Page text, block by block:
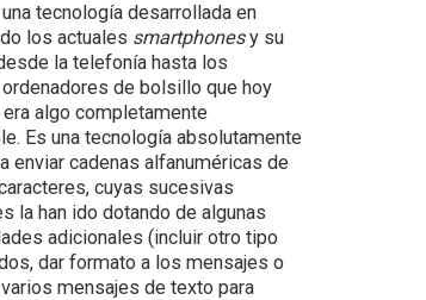
tecnología desarrollada en
los actuales smartphonesy su
la telefonía hasta los
de bolsillo que hoy
algo completamente
Es una tecnología absolutamente
enviarcadenas alfanuméricas de
cuyas sucesivas
la han ido dotando de algunas
adicionales (incluir otro tipo
dar formato a los mensajes o
mensajes de texto para